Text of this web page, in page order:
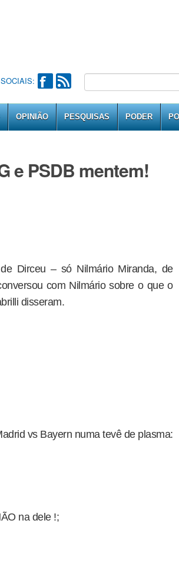
OPINIÃO PESQUISAS PODER
e PSDB mentem!
Dirceu – só Nilmário Miranda, de
com Nilmário sobre o que o
disseram.
vs Bayern numa tevê de plasma:
na dele !;